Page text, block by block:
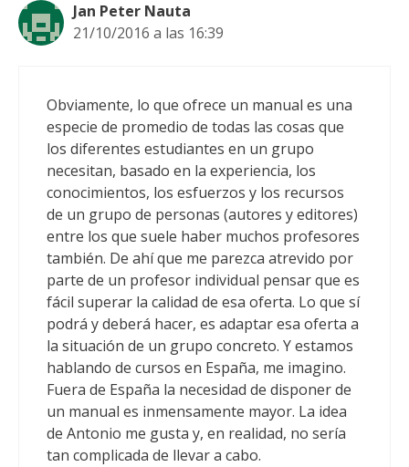
Jan Peter Nauta
21/10/2016 a las 16:39
Obviamente, lo que ofrece un manual es una
especie de promedio de todas las cosas que
los diferentes estudiantes en un grupo
necesitan, basado en la experiencia, los
conocimientos, los esfuerzos y los recursos
de un grupo de personas (autores y editores)
entre los que suele haber muchos profesores
también. De ahí que me parezca atrevido por
parte de un profesor individual pensar que es
fácil superar la calidad de esa oferta. Lo que sí
podrá y deberá hacer, es adaptar esa oferta a
la situación de un grupo concreto. Y estamos
hablando de cursos en España, me imagino.
Fuera de España la necesidad de disponer de
un manual es inmensamente mayor. La idea
de Antonio me gusta y, en realidad, no sería
tan complicada de llevar a cabo.